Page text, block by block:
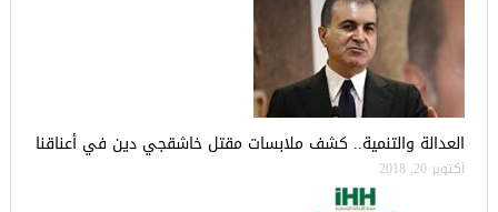
العدالة والتنمية.. كشف ملابسات مقتل خاشقجي دين في أعناقنا
أكتوبر 20, 2018